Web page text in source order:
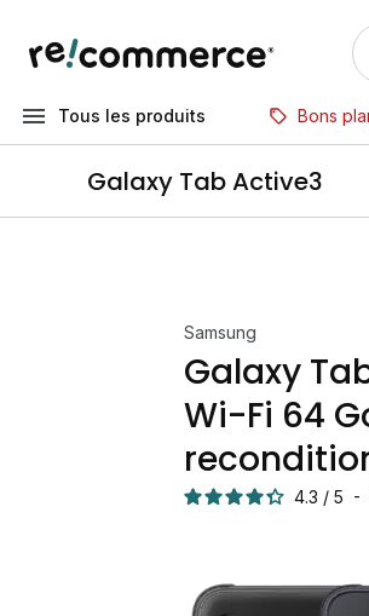
Tous les produits Bons
Galaxy Tab Active3
Samsung
Galaxy
Wi-Fi 64
4.3 / 5 -